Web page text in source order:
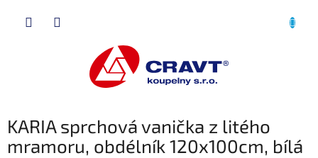
KARIA sprchová vanička z litého
mramoru, obdélník 120x100cm, bílá